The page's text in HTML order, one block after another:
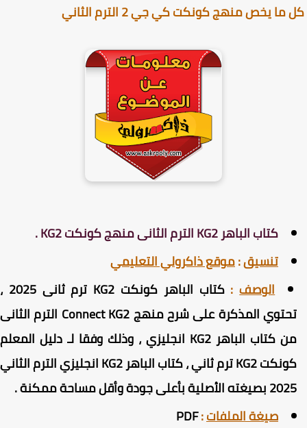
يخص منهج كونكت كي جي 2 الترم الثاني
كتاب الباهر KG2 الترم الثانى منهج كونكت KG2 .
تنسيق:موقع ذاكرولي التعليمي
الوصف:
كتاب الباهر كونكت KG2 ترم ثانى 2025 ،
تحتوي المذكرة على شرح منهج Connect KG2 الترم الثانى
من كتاب الباهر KG2 انجليزي ، وذلك وفقا لـ دليل المعلم
كونكت KG2 ترم ثاني ، كتاب الباهر KG2 انجليزي الترم الثاني
بصيغته الأصلية بأعلى جودة وأقل مساحة ممكنة.
صيغة الملفات:
PDF